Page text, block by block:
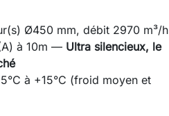
Ø450 mm, débit 2970 m³/h
à 10m — Ultra silencieux, le
à +15°C (froid moyen et